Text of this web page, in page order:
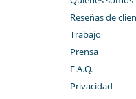
Reseñas de
Trabajo
Prensa
F.A.Q.
Privacidad